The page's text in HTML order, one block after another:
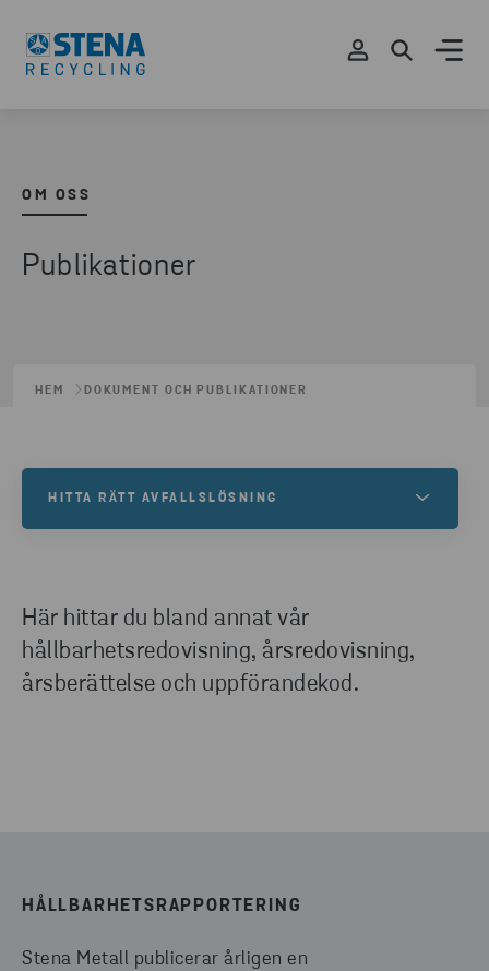
OM OSS
Publikationer
HEM DOKUMENT OCH PUBLIKATIONER
Här hittar du bland annat vår
hållbarhetsredovisning, årsredovisning,
årsberättelse och uppförandekod.
HÅLLBARHETSRAPPORTERING
Stena Metall publicerar årligen en
HITTA RÄTT AVFALLSLÖSNING
Fyll i formuläret så kontaktar vi dig.
KONTAKTA OSS